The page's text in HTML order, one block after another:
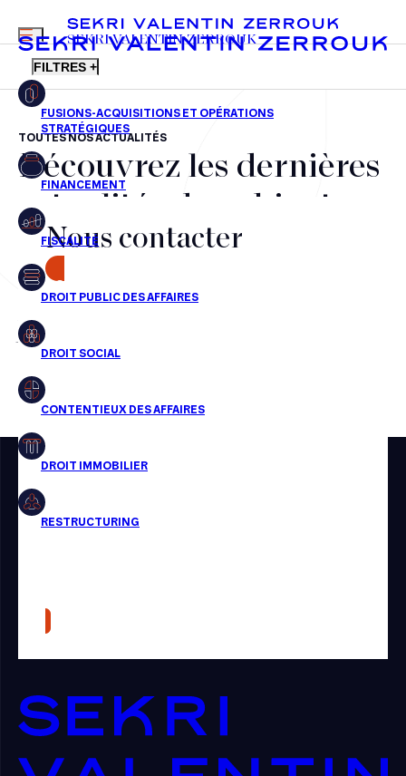
FR EN
MENU
SEKRI VALENTIN ZERROUK
FILTRES +
Fusions-acquisitions et opérations stratégiques
Financement
Fiscalité
Droit public des affaires
Droit social
Droit immobilier
Restructuring
Presse
TOUTES NOS ACTUALITÉS
Découvrez les dernières
actualités du cabinet,
nos récompenses et nos
transactions, jour après
jour
Aucun résultats pour cette recherche
Nous contacter